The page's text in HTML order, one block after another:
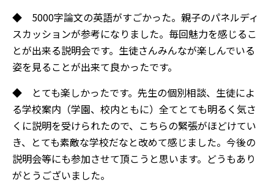
◆ 5000字論文の英語がすごかった。親子のパネルディ
スカッションが参考になりました。毎回魅力を感じるこ
とが出来る説明会です。生徒さんみんなが楽しんでいる
姿を見ることが出来て良かったです。
◆ とても楽しかったです。先生の個別相談、生徒によ
る学校案内（学園、校内ともに）全てとても明るく気さ
くに説明を受けられたので、こちらの緊張がほどけてい
き、とても素敵な学校だなと改めて感じました。今後の
説明会等にも参加させて頂こうと思います。どうもあり
がとうございました。